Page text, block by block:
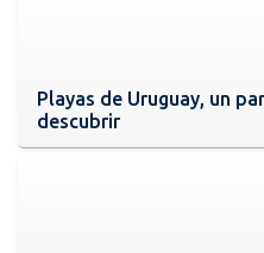
Playas de Uruguay, un
descubrir